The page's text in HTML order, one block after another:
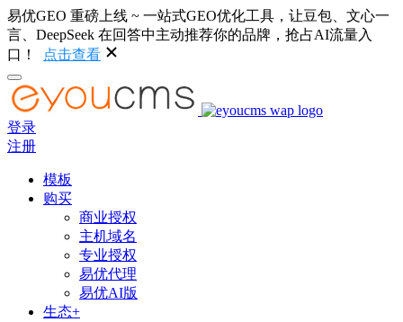
易优GEO 重磅上线 ~ 一站式GEO优化工具，让豆包、文心一
言、DeepSeek 在回答中主动推荐你的品牌，抢占AI流量入
口！
点击查看
登录
注册
模板
购买
商业授权
主机域名
专业授权
易优代理
易优AI版
生态+